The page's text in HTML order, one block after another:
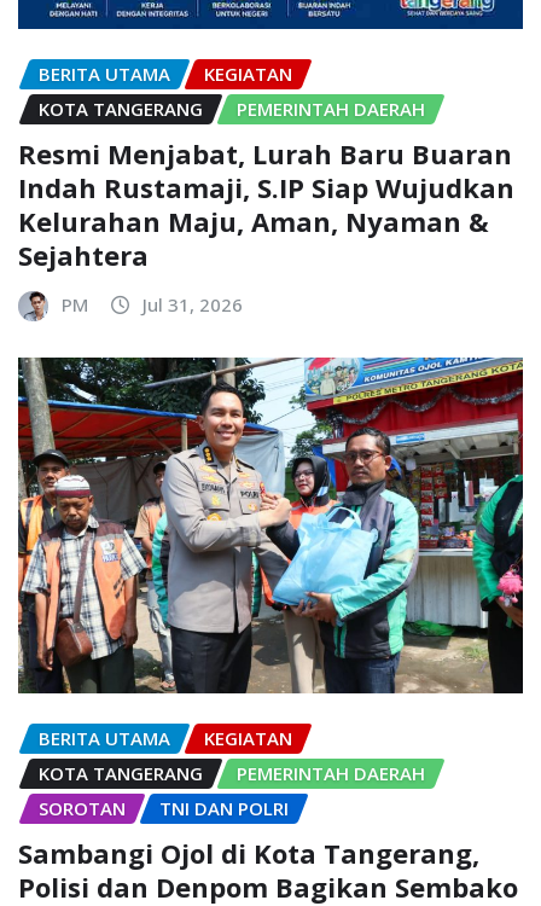
BERITA UTAMA
KEGIATAN
KOTA TANGERANG
PEMERINTAH DAERAH
Resmi Menjabat, Lurah Baru Buaran
Indah Rustamaji, S.IP Siap Wujudkan
Kelurahan Maju, Aman, Nyaman &
Sejahtera
PM Jul 31, 2026
BERITA UTAMA
KEGIATAN
KOTA TANGERANG
PEMERINTAH DAERAH
SOROTAN
TNI DAN POLRI
Sambangi Ojol di Kota Tangerang,
Polisi dan Denpom Bagikan Sembako